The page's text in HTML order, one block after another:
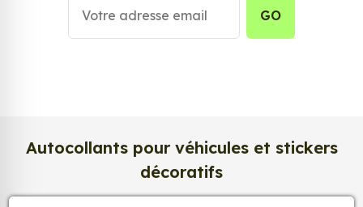
refléter votre univers, vos émotions et votre style.
Nous imprimons sur unpapier photo
professionnel de 275 g/m² , extra blanc et
légèrement satiné. Ce support haut de gamme
GO
Autocollants pour véhicules et stickers
décoratifs